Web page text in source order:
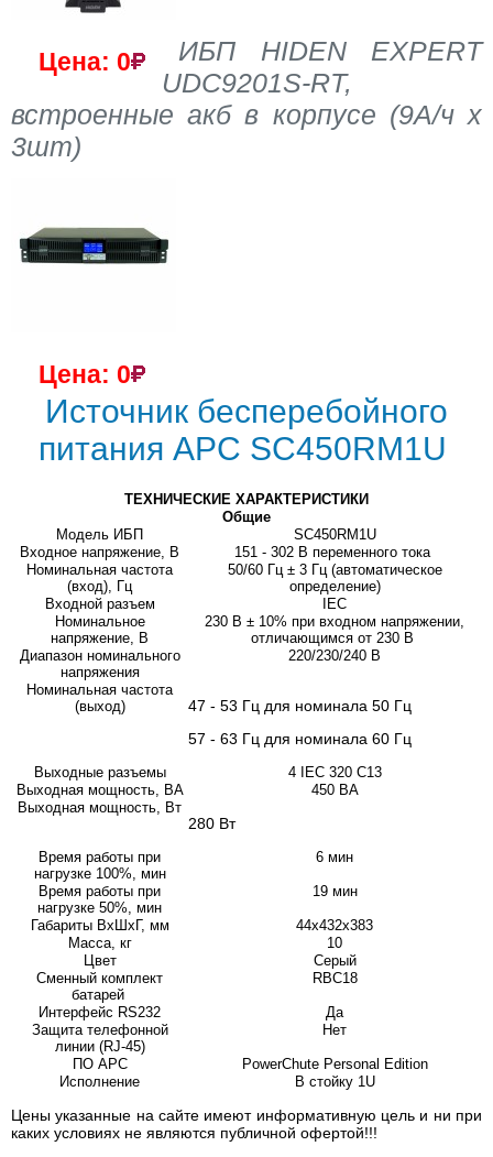
Цена: 0
ИБП HIDEN EXPERT
UDC9201S-RT,
встроенные акб в корпусе (9А/ч х
3шт)
Цена: 0
Источник бесперебойного
питания APC SC450RM1U
ТЕХНИЧЕСКИЕ ХАРАКТЕРИСТИКИ
Общие
Модель ИБП
SC450RM1U
Входное напряжение, В
151 - 302 В переменного тока
Номинальная частота
(вход), Гц
50/60 Гц ± 3 Гц (автоматическое
определение)
Входной разъем
IEC
Номинальное
напряжение, В
230 В ± 10% при входном напряжении,
отличающимся от 230 В
Диапазон номинального
напряжения
220/230/240 В
Номинальная частота
(выход)
47 - 53 Гц для номинала 50 Гц
57 - 63 Гц для номинала 60 Гц
Выходные разъемы
4 IEC 320 C13
Выходная мощность, ВА
450 ВА
Выходная мощность, Вт
280 Вт
Время работы при
нагрузке 100%, мин
6 мин
Время работы при
нагрузке 50%, мин
19 мин
Габариты ВхШхГ, мм
44х432х383
Масса, кг
10
Цвет
Серый
Сменный комплект
батарей
RBC18
Интерфейс RS232
Да
Защита телефонной
линии (RJ-45)
Нет
ПО APC
PowerChute Personal Edition
Исполнение
В стойку 1U
Цены указанные на сайте имеют информативную цель и ни при
каких условиях не являются публичной офертой!!!